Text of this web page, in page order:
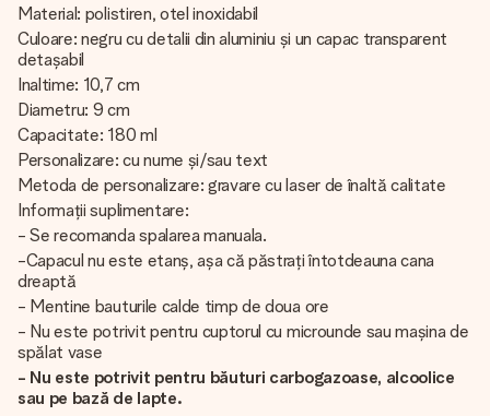
Material: polistiren, otel inoxidabil
Culoare: negru cu detalii din aluminiu și un capac transparent
detașabil
Inaltime: 10,7 cm
Diametru: 9 cm
Capacitate: 180 ml
Personalizare: cu nume și/sau text
Metoda de personalizare: gravare cu laser de înaltă calitate
Informații suplimentare:
- Se recomanda spalarea manuala.
-Capacul nu este etanș, așa că păstrați întotdeauna cana
dreaptă
- Mentine bauturile calde timp de doua ore
- Nu este potrivit pentru cuptorul cu microunde sau mașina de
spălat vase
- Nu este potrivit pentru băuturi carbogazoase, alcoolice
sau pe bază de lapte.